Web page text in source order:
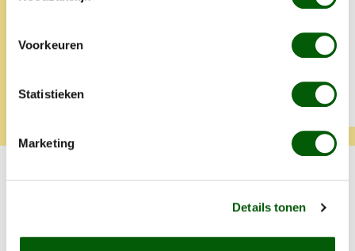
Voorkeuren
Statistieken
Marketing
Details tonen
Tamara
Ook lekker voor jouw viervoeter!